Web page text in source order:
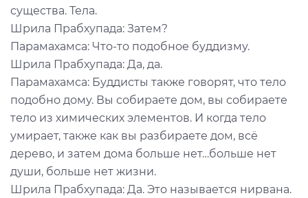
существа. Тела.
Шрила Прабхупада: Затем?
Парамахамса: Что-то подобное буддизму.
Шрила Прабхупада: Да, да.
Парамахамса: Буддисты также говорят, что тело
подобно дому. Вы собираете дом, вы собираете
тело из химических элементов. И когда тело
умирает, также как вы разбираете дом, всё
дерево, и затем дома больше нет…больше нет
души, больше нет жизни.
Шрила Прабхупада: Да. Это называется нирвана.